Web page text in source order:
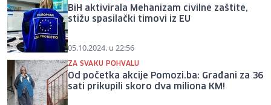
BiH aktivirala Mehanizam civilne zaštite,
stižu spasilački timovi iz EU
05.10.2024. u 22:56
ZA SVAKU POHVALU
Od početka akcije Pomozi.ba: Građani za 36
sati prikupili skoro dva miliona KM!